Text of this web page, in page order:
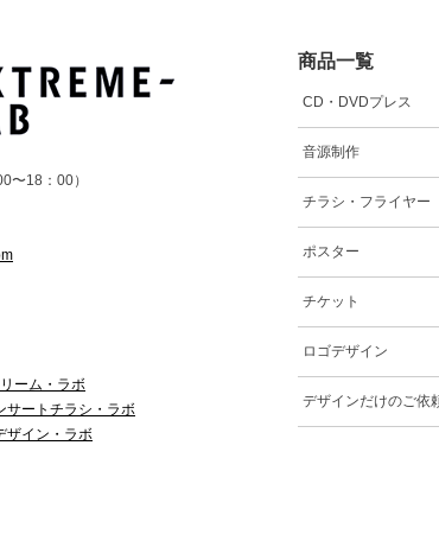
〜18：00）
ーム・ラボ
サートチラシ・ラボ
ザイン・ラボ
商品一覧
CD・DVDプレス
音源制作
チラシ・フライヤー
ポスター
チケット
ロゴデザイン
デザインだけのご依